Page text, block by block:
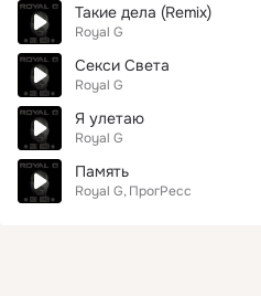
Такие дела (Remix)
Royal G
Секси Света
Royal G
Я улетаю
Royal G
Память
Royal G ПрогРесс